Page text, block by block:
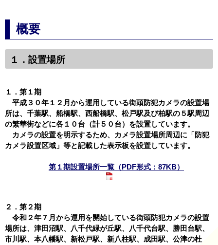
概要
１．設置場所
１．第１期
平成３０年１２月から運用している街頭防犯カメラの設置場
所は、千葉駅、船橋駅、西船橋駅、松戸駅及び柏駅の５駅周辺
の繁華街などに各１０台（計５０台）を設置しています。
カメラの設置を明示するため、カメラ設置場所周辺に「防犯
カメラ設置区域」等と記載した表示板を設置しています。
第１期設置場所一覧（PDF形式：87KB）
２．第２期
令和２年７月から運用を開始している街頭防犯カメラの設置
場所は、津田沼駅、八千代緑が丘駅、八千代台駅、勝田台駅、
市川駅、本八幡駅、新松戸駅、新八柱駅、成田駅、公津の杜